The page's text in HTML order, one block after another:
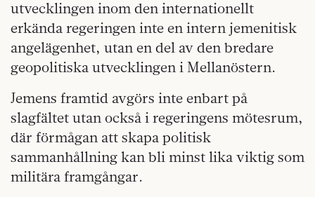
utvecklingen inom den internationellt
erkända regeringen inte en intern jemenitisk
angelägenhet, utan en del av den bredare
geopolitiska utvecklingen i Mellanöstern.
Jemens framtid avgörs inte enbart på
slagfältet utan också i regeringens mötesrum,
där förmågan att skapa politisk
sammanhållning kan bli minst lika viktig som
militära framgångar.